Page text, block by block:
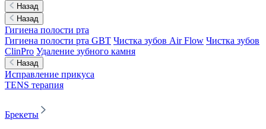
Назад
Назад
Гигиена полости рта
Гигиена полости рта GBT Чистка зубов Air Flow Чистка зубов
ClinPro Удаление зубного камня
Назад
Исправление прикуса
TENS терапия
Брекеты